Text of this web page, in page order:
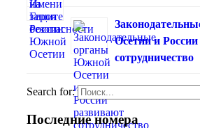
Осетии и
сотрудничество
Search for:
Последние номера